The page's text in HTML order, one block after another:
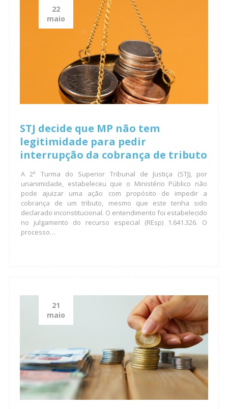
22
maio
STJ decide que MP não tem
legitimidade para pedir
interrupção da cobrança de tributo
A 2ª Turma do Superior Tribunal de Justiça (STJ), por
unanimidade, estabeleceu que o Ministério Público não
pode ajuizar uma ação com propósito de impedir a
cobrança de um tributo, mesmo que este tenha sido
declarado inconstitucional. O entendimento foi estabelecido
no julgamento do recurso especial (REsp) 1.641.326. O
processo…
21
maio